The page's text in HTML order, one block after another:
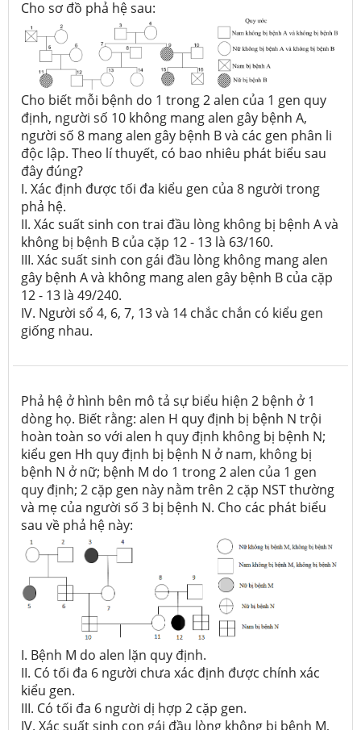
Cho sơ đồ phả hệ sau:
Cho biết mỗi bệnh do 1 trong 2 alen của 1 gen quy
định, người số 10 không mang alen gây bệnh A,
người số 8 mang alen gây bệnh B và các gen phân li
độc lập. Theo lí thuyết, có bao nhiêu phát biểu sau
đây đúng?
I. Xác định được tối đa kiểu gen của 8 người trong
phả hệ.
II. Xác suất sinh con trai đầu lòng không bị bệnh A và
không bị bệnh B của cặp 12 - 13 là 63/160.
III. Xác suất sinh con gái đầu lòng không mang alen
gây bệnh A và không mang alen gây bệnh B của cặp
12 - 13 là 49/240.
IV. Người sổ 4, 6, 7, 13 và 14 chắc chắn có kiểu gen
giống nhau.
Phả hệ ở hình bên mô tả sự biểu hiện 2 bệnh ở 1
dòng họ. Biết rằng: alen H quy định bị bệnh N trội
hoàn toàn so với alen h quy định không bị bệnh N;
kiểu gen Hh quy định bị bệnh N ở nam, không bị
bệnh N ở nữ; bệnh M do 1 trong 2 alen của 1 gen
quy định; 2 cặp gen này nằm trên 2 cặp NST thường
và mẹ của người số 3 bị bệnh N. Cho các phát biểu
sau về phả hệ này:
I. Bệnh M do alen lặn quy định.
II. Có tối đa 6 người chưa xác định được chính xác
kiểu gen.
III. Có tối đa 6 người dị hợp 2 cặp gen.
IV. Xác suất sinh con gái đầu lòng không bị bệnh M,